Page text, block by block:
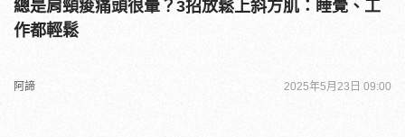
總是肩頸痠痛頭很暈？3招放鬆上斜方肌：睡覺、工
作都輕鬆
阿諦 2025年5月23日 09:00